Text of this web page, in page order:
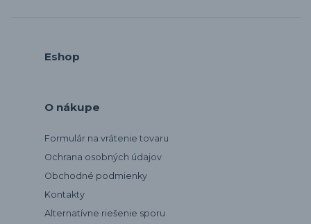
Eshop
O nákupe
Formulár na vrátenie tovaru
Ochrana osobných údajov
Obchodné podmienky
Kontakty
Alternatívne riešenie sporu